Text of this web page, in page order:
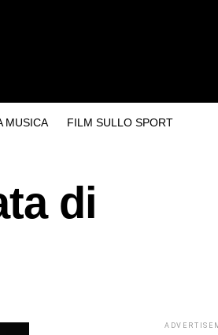
MUSICA FILM SULLO SPORT
di